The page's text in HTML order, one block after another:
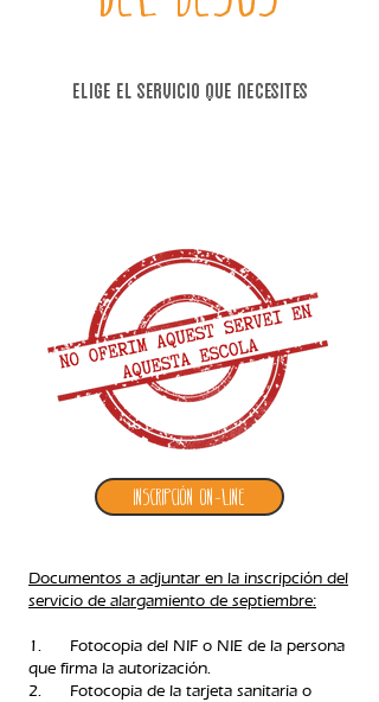
Elige el servicio que necesites
Inscripción ON-LINE
Documentos a adjuntar en la inscripción del
servicio de alargamiento de septiembre:
1. Fotocopia del NIF o NIE de la persona
que firma la autorización.
2. Fotocopia de la tarjeta sanitaria o